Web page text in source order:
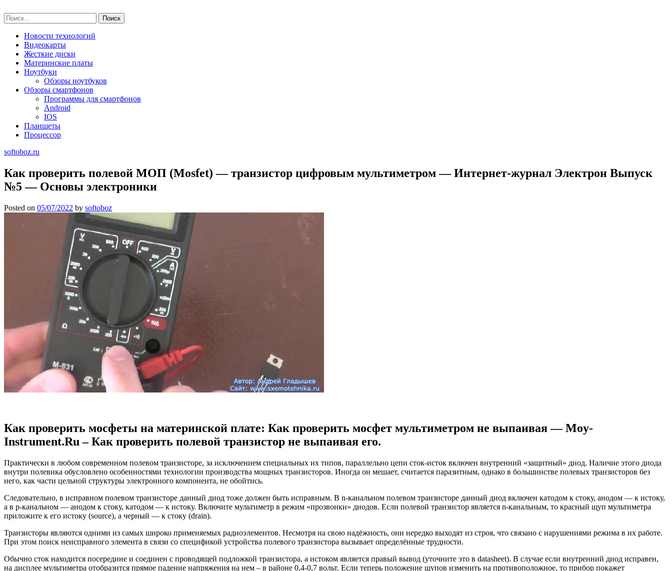
to
content
Найти:
Новости технологий
Видеокарты
Жесткие диски
Материнские платы
Ноутбуки
Обзоры ноутбуков
Обзоры смартфонов
Программы для смартфонов
Android
IOS
Планшеты
Процессор
softoboz.ru
Как проверить полевой МОП (Mosfet) — транзистор цифровым мультиметром — Интернет-журнал Электрон Выпуск
№5 — Основы электроники
Posted on 05/07/2022 by softoboz
Как проверить мосфеты на материнской плате: Как проверить мосфет мультиметром не выпаивая — Moy-
Instrument.Ru – Как проверить полевой транзистор не выпаивая его.
Практически в любом современном полевом транзисторе, за исключением специальных их типов, параллельно цепи сток-исток включен внутренний «защитный» диод. Наличие этого диода
внутри полевика обусловлено особенностями технологии производства мощных транзисторов. Иногда он мешает, считается паразитным, однако в большинстве полевых транзисторов без
него, как части цельной структуры электронного компонента, не обойтись.
Следовательно, в исправном полевом транзисторе данный диод тоже должен быть исправным. В n-канальном полевом транзисторе данный диод включен катодом к стоку, анодом — к истоку,
а в p-канальном — анодом к стоку, катодом — к истоку. Включите мультиметр в режим «прозвонки» диодов. Если полевой транзистор является n-канальным, то красный щуп мультиметра
приложите к его истоку (source), а черный — к стоку (drain).
Транзисторы являются одними из самых широко применяемых радиоэлементов. Несмотря на свою надёжность, они нередко выходят из строя, что связано с нарушениями режима в их работе.
При этом поиск неисправного элемента в связи со спецификой устройства полевого транзистора вызывает определённые трудности.
Обычно сток находится посередине и соединен с проводящей подложкой транзистора, а истоком является правый вывод (уточните это в datasheet). В случае если внутренний диод исправен,
на дисплее мультиметра отобразится прямое падение напряжения на нем – в районе 0,4-0,7 вольт. Если теперь положение щупов изменить на противоположное, то прибор покажет